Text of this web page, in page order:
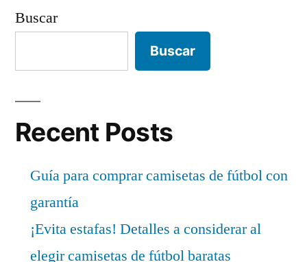
Buscar
Buscar
Recent Posts
Guía para comprar camisetas de fútbol con
garantía
¡Evita estafas! Detalles a considerar al
elegir camisetas de fútbol baratas